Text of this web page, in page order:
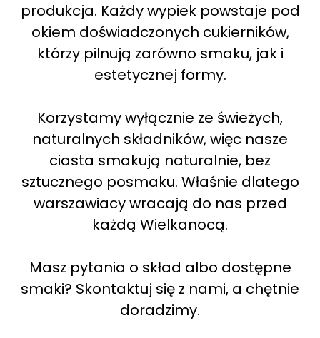
produkcja. Każdy wypiek powstaje pod
okiem doświadczonych cukierników,
którzy pilnują zarówno smaku, jak i
estetycznej formy.
Korzystamy wyłącznie ze świeżych,
naturalnych składników, więc nasze
ciasta smakują naturalnie, bez
sztucznego posmaku. Właśnie dlatego
warszawiacy wracają do nas przed
każdą Wielkanocą.
Masz pytania o skład albo dostępne
smaki? Skontaktuj się z nami, a chętnie
doradzimy.